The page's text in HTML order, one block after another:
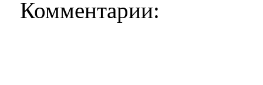
Комментарии: